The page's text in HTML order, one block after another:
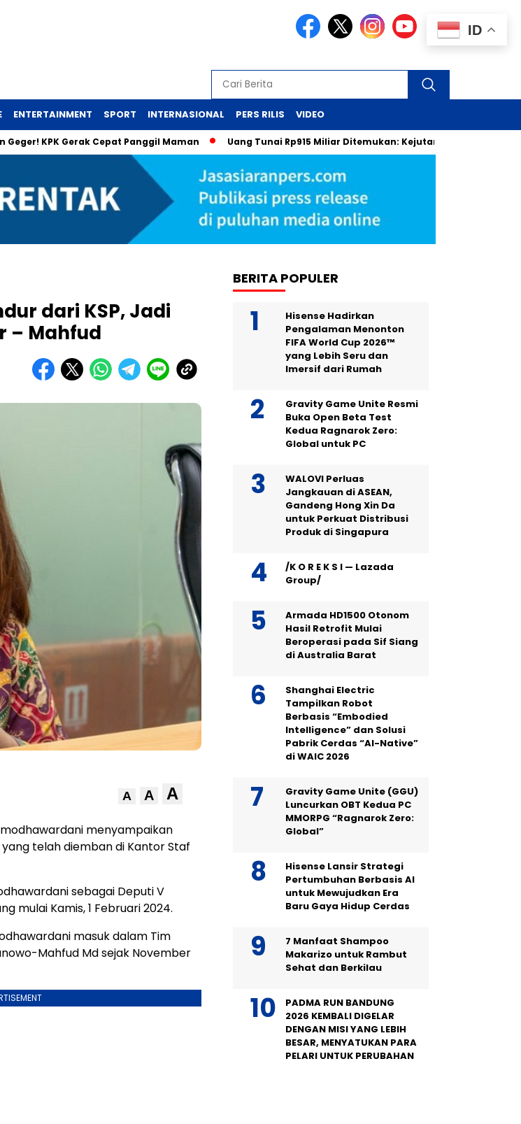
ENTERTAINMENT SPORT INTERNASIONAL PERS RILIS VIDEO
Gerak Cepat Panggil Maman Uang Tunai Rp915 Miliar Ditemukan: Kejutan dari Laci Pejabat MA
dari KSP, Jadi
– Mahfud
A A A
menyampaikan
telah diemban di Kantor Staf
sebagai Deputi V
mulai Kamis, 1 Februari 2024.
masuk dalam Tim
Mahfud Md sejak November
BERITA POPULER
Hisense Hadirkan
Pengalaman Menonton
FIFA World Cup 2026™
yang Lebih Seru dan
Imersif dari Rumah
Gravity Game Unite Resmi
Buka Open Beta Test
Kedua Ragnarok Zero:
Global untuk PC
WALOVI Perluas
Jangkauan di ASEAN,
Gandeng Hong Xin Da
untuk Perkuat Distribusi
Produk di Singapura
/K O R E K S I — Lazada
Group/
Armada HD1500 Otonom
Hasil Retrofit Mulai
Beroperasi pada Sif Siang
di Australia Barat
Shanghai Electric
Tampilkan Robot
Berbasis “Embodied
Intelligence” dan Solusi
Pabrik Cerdas “AI-Native”
di WAIC 2026
Gravity Game Unite (GGU)
Luncurkan OBT Kedua PC
MMORPG “Ragnarok Zero:
Global”
Hisense Lansir Strategi
Pertumbuhan Berbasis AI
untuk Mewujudkan Era
Baru Gaya Hidup Cerdas
7 Manfaat Shampoo
Makarizo untuk Rambut
Sehat dan Berkilau
PADMA RUN BANDUNG
2026 KEMBALI DIGELAR
DENGAN MISI YANG LEBIH
BESAR, MENYATUKAN PARA
PELARI UNTUK PERUBAHAN
ID